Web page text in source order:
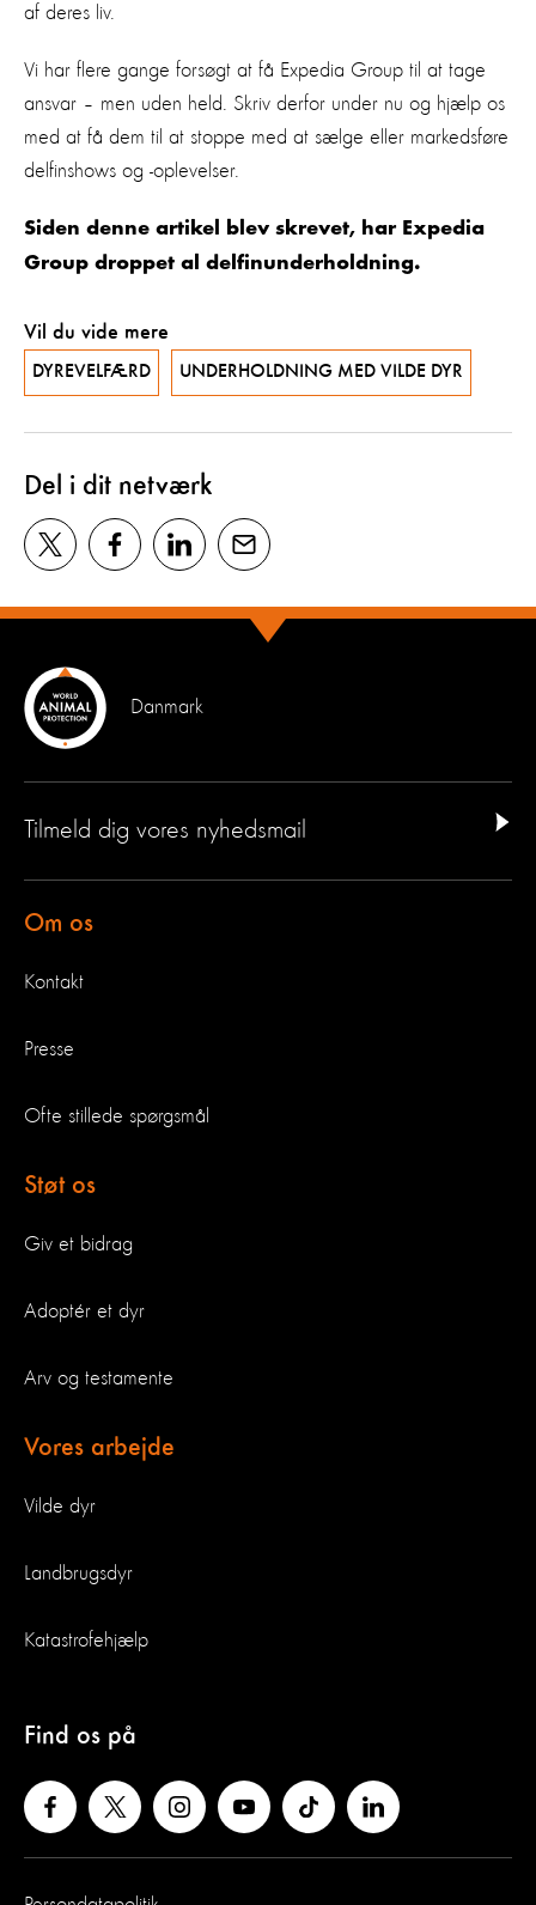
af deres liv.
Vi har flere gange forsøgt at få Expedia Group til at tage
ansvar – men uden held. Skriv derfor under nu og hjælp os
med at få dem til at stoppe med at sælge eller markedsføre
delfinshows og -oplevelser.
Siden denne artikel blev skrevet, har Expedia
Group droppet al delfinunderholdning.
Vil du vide mere
DYREVELFÆRD UNDERHOLDNING MED VILDE DYR
Del i dit netværk
Danmark
Tilmeld dig vores nyhedsmail
Om os
Kontakt
Presse
Ofte stillede spørgsmål
Støt os
Giv et bidrag
Adoptér et dyr
Arv og testamente
Vores arbejde
Vilde dyr
Landbrugsdyr
Katastrofehjælp
Find os på